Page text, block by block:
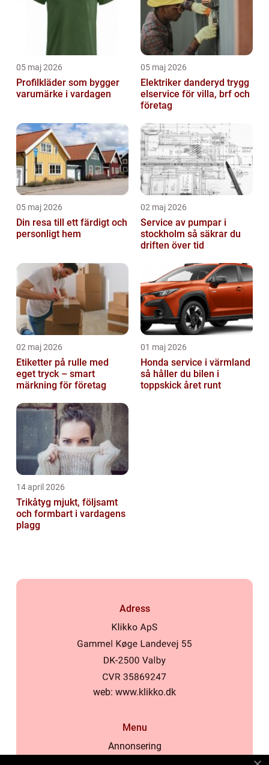
05 maj 2026
Profilkläder som bygger
varumärke i vardagen
05 maj 2026
Elektriker danderyd trygg
elservice för villa, brf och
företag
05 maj 2026
Din resa till ett färdigt och
personligt hem
02 maj 2026
Service av pumpar i
stockholm så säkrar du
driften över tid
02 maj 2026
Etiketter på rulle med
eget tryck – smart
märkning för företag
01 maj 2026
Honda service i värmland
så håller du bilen i
toppskick året runt
14 april 2026
Trikåtyg mjukt, följsamt
och formbart i vardagens
plagg
Adress
web: www.klikko.dk
Menu
Annonsering